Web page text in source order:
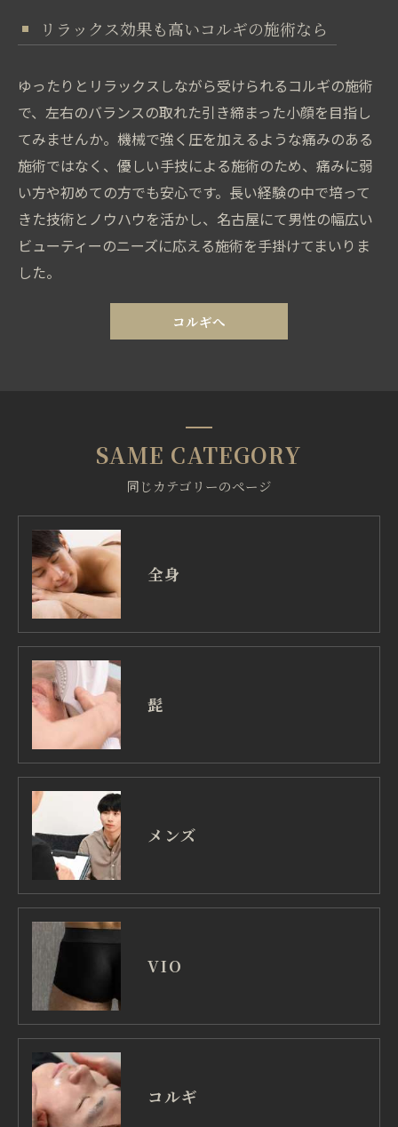
リラックス効果も高いコルギの施術なら
ゆったりとリラックスしながら受けられるコルギの施術
で、左右のバランスの取れた引き締まった小顔を目指し
てみませんか。機械で強く圧を加えるような痛みのある
施術ではなく、優しい手技による施術のため、痛みに弱
い方や初めての方でも安心です。長い経験の中で培って
きた技術とノウハウを活かし、名古屋にて男性の幅広い
ビューティーのニーズに応える施術を手掛けてまいりま
した。
コルギへ
同じカテゴリーのページ
SAME CATEGORY
全身
髭
メンズ
VIO
コルギ